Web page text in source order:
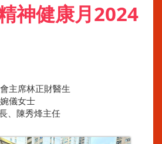
神健康月2024
主席林正財醫生
儀女士
、陳秀烽主任